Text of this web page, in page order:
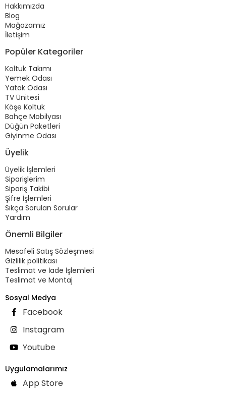
Hakkımızda
Blog
Mağazamız
İletişim
Popüler Kategoriler
Koltuk Takımı
Yemek Odası
Yatak Odası
TV Ünitesi
Köşe Koltuk
Bahçe Mobilyası
Düğün Paketleri
Giyinme Odası
Üyelik
Üyelik İşlemleri
Siparişlerim
Sipariş Takibi
Şifre İşlemleri
Sıkça Sorulan Sorular
Yardım
Önemli Bilgiler
Mesafeli Satış Sözleşmesi
Gizlilik politikası
Teslimat ve İade İşlemleri
Teslimat ve Montaj
Sosyal Medya
Facebook
Instagram
Youtube
Uygulamalarımız
App Store